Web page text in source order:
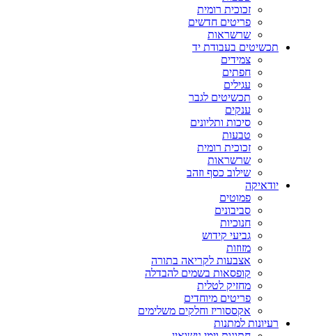
זכוכית רומית
פריטים חדשים
שרשראות
תכשיטים בעבודת יד
צמידים
חפתים
עגילים
תכשיטים לגבר
ענקים
סיכות ותליונים
טבעות
זכוכית רומית
שרשראות
שילוב כסף וזהב
יודאיקה
פמוטים
סביבונים
חנוכיות
גביעי קידוש
מזוזות
אצבעות לקריאה בתורה
קופסאות בשמים להבדלה
מחזיק לטלית
פריטים מיוחדים
אקססוריז וחלקים משלימים
רעיונות למתנות